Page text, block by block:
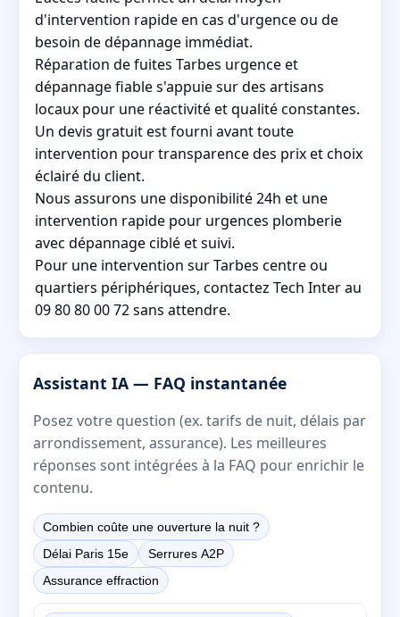
d'intervention rapide en cas d'urgence ou de
besoin de dépannage immédiat.
Réparation de fuites Tarbes urgence et
dépannage fiable s'appuie sur des artisans
locaux pour une réactivité et qualité constantes.
Un devis gratuit est fourni avant toute
intervention pour transparence des prix et choix
éclairé du client.
Nous assurons une disponibilité 24h et une
intervention rapide pour urgences plomberie
avec dépannage ciblé et suivi.
Pour une intervention sur Tarbes centre ou
quartiers périphériques, contactez Tech Inter au
09 80 80 00 72 sans attendre.
Assistant IA — FAQ instantanée
Posez votre question (ex. tarifs de nuit, délais par
arrondissement, assurance). Les meilleures
réponses sont intégrées à la FAQ pour enrichir le
contenu.
Combien coûte une ouverture la nuit ?
Délai Paris 15e
Serrures A2P
Assurance effraction